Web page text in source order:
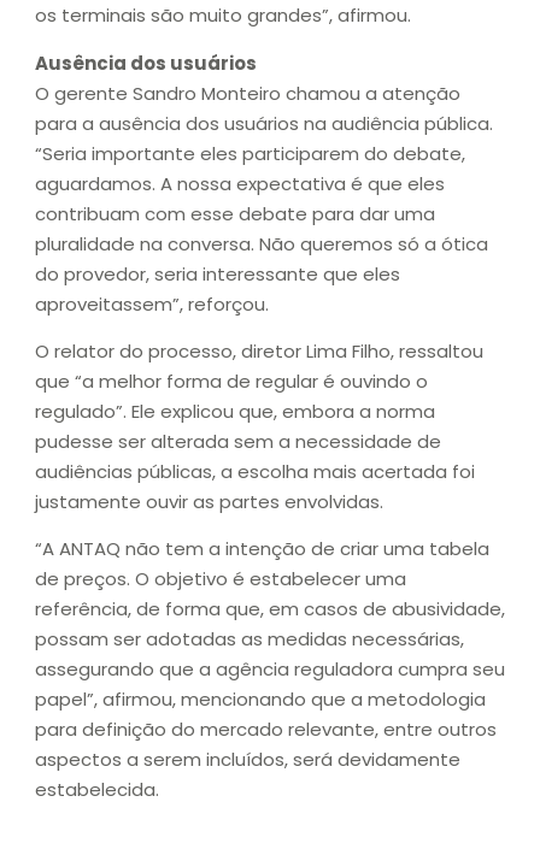
os terminais são muito grandes”, afirmou.
Ausência dos usuários
O gerente Sandro Monteiro chamou a atenção
para a ausência dos usuários na audiência pública.
“Seria importante eles participarem do debate,
aguardamos. A nossa expectativa é que eles
contribuam com esse debate para dar uma
pluralidade na conversa. Não queremos só a ótica
do provedor, seria interessante que eles
aproveitassem”, reforçou.
O relator do processo, diretor Lima Filho, ressaltou
que “a melhor forma de regular é ouvindo o
regulado”. Ele explicou que, embora a norma
pudesse ser alterada sem a necessidade de
audiências públicas, a escolha mais acertada foi
justamente ouvir as partes envolvidas.
“A ANTAQ não tem a intenção de criar uma tabela
de preços. O objetivo é estabelecer uma
referência, de forma que, em casos de abusividade,
possam ser adotadas as medidas necessárias,
assegurando que a agência reguladora cumpra seu
papel”, afirmou, mencionando que a metodologia
para definição do mercado relevante, entre outros
aspectos a serem incluídos, será devidamente
estabelecida.